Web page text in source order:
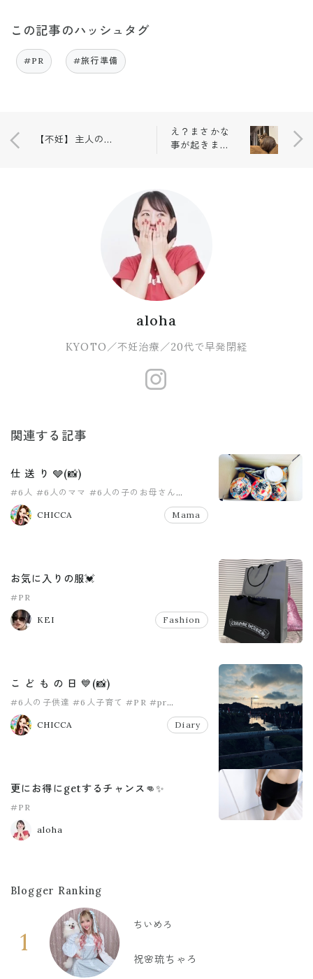
この記事のハッシュタグ
#PR #旅行準備
【不妊】主人の凄さが沁みる🥲💛
え？まさかな
事が起きまし
aloha
KYOTO／不妊治療／20代で早発閉経
関連する記事
仕 送 り 🩶(📸)
#6人 #6人のママ #6人の子のお母さん
#8人家族
CHICCA
Mama
お気に入りの服💓
#PR
KEI Fashion
こ ど も の 日 💙(📸)
#6人の子供達 #6人子育て #PR #pr
#こどもの日
CHICCA
Diary
更にお得にgetするチャンス👊✨
#PR
aloha
Blogger Ranking
1
ちいめろ
祝🌸琉ちゃろ